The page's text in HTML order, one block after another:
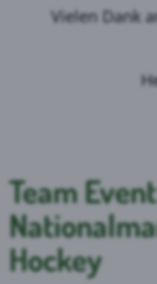
Vielen Dank
Team
Hockey